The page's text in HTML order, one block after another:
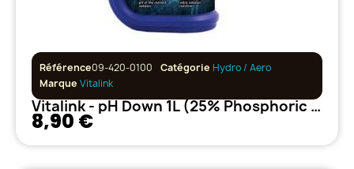
Référence09-420-0100 Catégorie Hydro / Aero
Marque Vitalink
Vitalink - pH Down 1L (25% Phosphoric Acid)
8,90 €